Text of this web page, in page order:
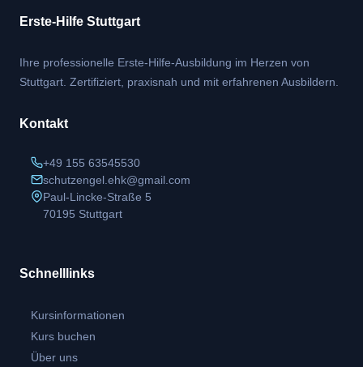
Erste-Hilfe Stuttgart
Ihre professionelle Erste-Hilfe-Ausbildung im Herzen von
Stuttgart. Zertifiziert, praxisnah und mit erfahrenen Ausbildern.
Kontakt
+49 155 63545530
schutzengel.ehk@gmail.com
Paul-Lincke-Straße 5
70195 Stuttgart
Schnelllinks
Kursinformationen
Kurs buchen
Über uns